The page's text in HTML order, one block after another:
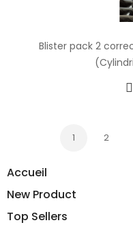
Accueil
New Product
Top Sellers
Blister pack 2
1 2